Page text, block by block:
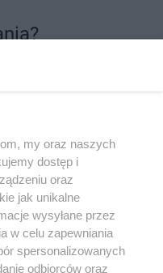
my oraz naszych
dostęp i
oraz
jak unikalne
wysyłane przez
w celu zapewniania
spersonalizowanych
odbiorców oraz